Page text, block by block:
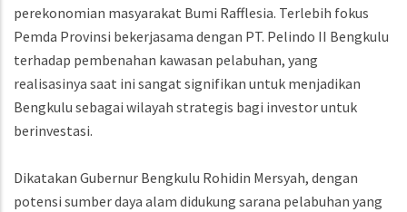
perekonomian masyarakat Bumi Rafflesia. Terlebih fokus
Pemda Provinsi bekerjasama dengan PT. Pelindo II Bengkulu
terhadap pembenahan kawasan pelabuhan, yang
realisasinya saat ini sangat signifikan untuk menjadikan
Bengkulu sebagai wilayah strategis bagi investor untuk
berinvestasi.
Dikatakan Gubernur Bengkulu Rohidin Mersyah, dengan
potensi sumber daya alam didukung sarana pelabuhan yang